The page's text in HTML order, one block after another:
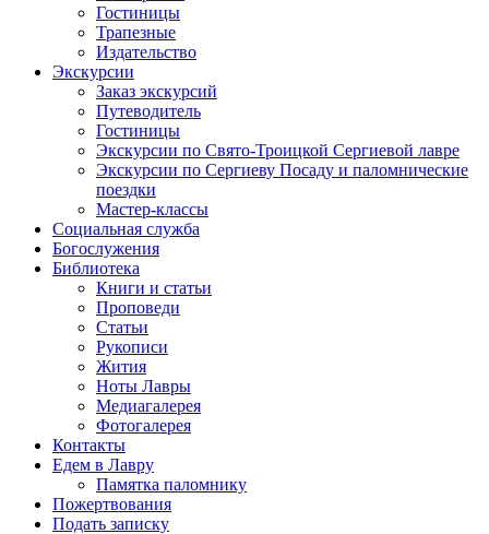
Гостиницы
Трапезные
Издательство
Экскурсии
Заказ экскурсий
Путеводитель
Гостиницы
Экскурсии по Свято-Троицкой Сергиевой лавре
Экскурсии по Сергиеву Посаду и паломнические
поездки
Мастер-классы
Социальная служба
Богослужения
Библиотека
Книги и статьи
Проповеди
Статьи
Рукописи
Жития
Ноты Лавры
Медиагалерея
Фотогалерея
Контакты
Едем в Лавру
Памятка паломнику
Пожертвования
Подать записку